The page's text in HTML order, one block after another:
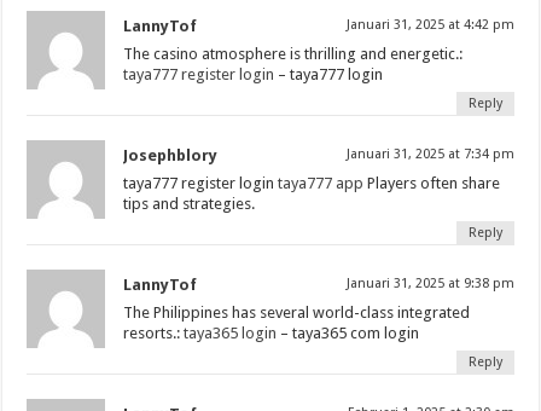
LannyTof Januari 31, 2025 at 4:42 pm
The casino atmosphere is thrilling and energetic.:
taya777 register login – taya777 login
Reply
Josephblory Januari 31, 2025 at 7:34 pm
taya777 register logintaya777 app Players often share
tips and strategies.
Reply
LannyTof Januari 31, 2025 at 9:38 pm
The Philippines has several world-class integrated
resorts.:taya365 login – taya365 com login
Reply